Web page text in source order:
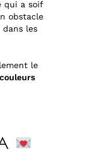
qui a soif
obstacle
dans les
le
couleurs